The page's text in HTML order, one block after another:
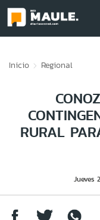
Inicio Regional
RURAL
Jueves